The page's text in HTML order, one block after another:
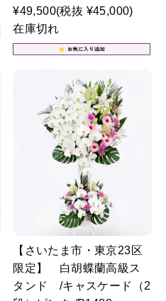
¥49,500(税抜 ¥45,000)
在庫切れ
【さいたま市・東京23区
限定】 白胡蝶蘭高級ス
タンド /キャスケード（2